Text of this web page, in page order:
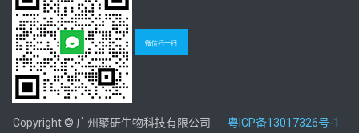
微信扫一扫
Copyright © 广州聚研生物科技有限公司 粤ICP备13017326号-1